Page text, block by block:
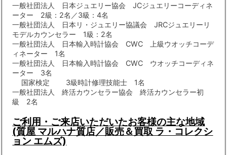
一般社団法人 日本ジュエリー協会 JCジュエリーコーディネ
ーター 2級：2名／3級：4名
一般社団法人 日本リ・ジュエリー協議会 JRCジュエリーリ
モデルカウンセラー 1級：2名
一般社団法人 日本輸入時計協会 CWC 上級ウオッチコーデ
ィネーター 1名
一般社団法人 日本輸入時計協会 CWC ウオッチコーディネ
ーター 3名
国家検定 3級時計修理技能士 1名
一般社団法人 終活カウンセラー協会 終活カウンセラー初
級 2名
ご利用・ご来店いただいたお客様の主な地域
(質屋 マルハナ質店／販売＆買取 ラ・コレクシ
ョン エムズ)